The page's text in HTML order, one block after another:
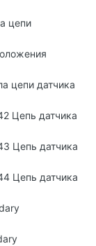
цепи
цепи датчика
Цепь датчика
Цепь датчика
Цепь датчика